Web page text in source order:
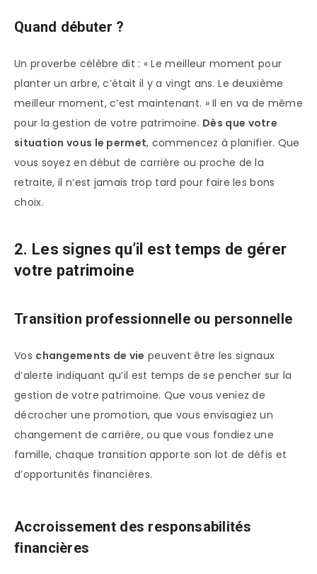
Quand débuter ?
Un proverbe célèbre dit : « Le meilleur moment pour
planter un arbre, c’était il y a vingt ans. Le deuxième
meilleur moment, c’est maintenant. » Il en va de même
pour la gestion de votre patrimoine. Dès que votre
situation vous le permet, commencez à planifier. Que
vous soyez en début de carrière ou proche de la
retraite, il n’est jamais trop tard pour faire les bons
choix.
2. Les signes qu’il est temps de gérer
votre patrimoine
Transition professionnelle ou personnelle
Vos changements de vie peuvent être les signaux
d’alerte indiquant qu’il est temps de se pencher sur la
gestion de votre patrimoine. Que vous veniez de
décrocher une promotion, que vous envisagiez un
changement de carrière, ou que vous fondiez une
famille, chaque transition apporte son lot de défis et
d’opportunités financières.
Accroissement des responsabilités
financières